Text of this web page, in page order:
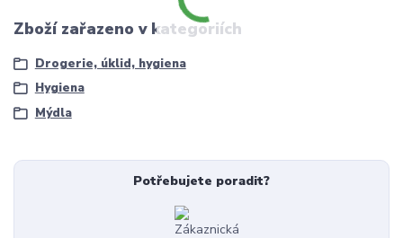
Zboží zařazeno v kategoriích
Drogerie, úklid, hygiena
Hygiena
Mýdla
Potřebujete poradit?